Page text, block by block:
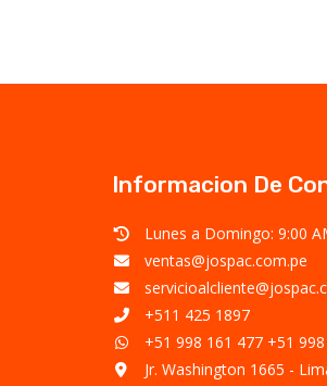
Informacion De
Lunes a Domingo: 9:00
ventas@jospac.com.pe
+511 425 1897
+51 998 161 477 +51
Jr. Washington 1665 -